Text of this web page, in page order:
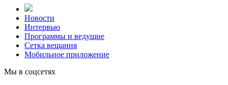
Новости
Интервью
Программы и ведущие
Сетка вещания
Мобильное приложение
Мы в соцсетях